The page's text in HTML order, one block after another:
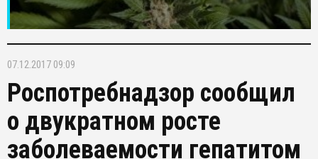
07.12.2017 09:09
Роспотребнадзор сообщил
о двукратном росте
заболеваемости гепатитом